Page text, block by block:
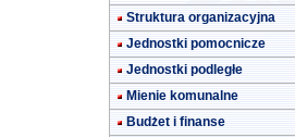
Struktura organizacyjna
Jednostki pomocnicze
Jednostki podległe
Mienie komunalne
Budżet i finanse